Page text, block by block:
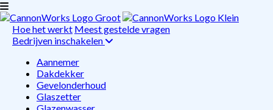
Hoe het werkt Meest gestelde vragen
Bedrijven inschakelen
Aannemer
Dakdekker
Gevelonderhoud
Glaszetter